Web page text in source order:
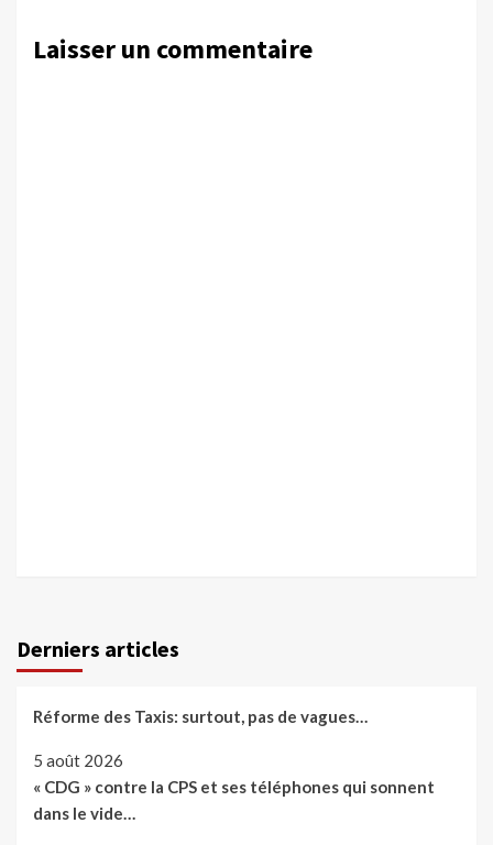
Laisser un commentaire
Derniers articles
Réforme des Taxis: surtout, pas de vagues…
5 août 2026
« CDG » contre la CPS et ses téléphones qui sonnent
dans le vide…